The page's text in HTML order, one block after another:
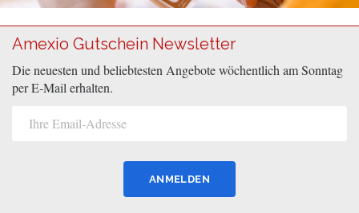
Amexio Gutschein Newsletter
Die neuesten und beliebtesten Angebote wöchentlich am Sonntag
per E-Mail erhalten.